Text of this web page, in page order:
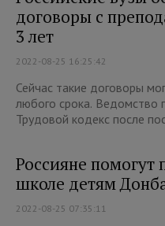
договоры с
3 лет
2022-08-25 16:25:42
Сейчас такие договоры
любого срока. Ведомство
Трудовой кодекс после
Россияне помогут
школе детям
2022-08-25 07:35:11